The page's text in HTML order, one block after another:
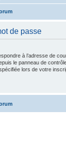
de passe
à l’adresse de
le panneau de
lors de votre